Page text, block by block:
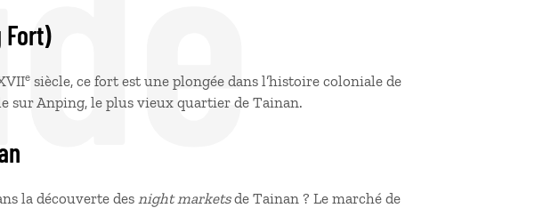
Fort)
e siècle, ce fort est une plongée dans l’histoire coloniale de
sur Anping, le plus vieux quartier de Tainan.
la découverte desnight marketsde Tainan ? Le marché de